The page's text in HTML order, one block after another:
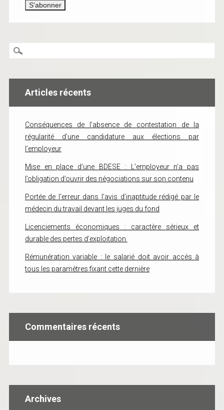
Articles récents
Conséquences de l’absence de contestation de la
régularité d’une candidature aux élections par
l’employeur
Mise en place d’une BDESE : L’employeur n’a pas
l’obligation d’ouvrir des négociations sur son contenu
Portée de l’erreur dans l’avis d’inaptitude rédigé par le
médecin du travail devant les juges du fond
Licenciements économiques : caractère sérieux et
durable des pertes d’exploitation
Rémunération variable : le salarié doit avoir accès à
tous les paramètres fixant cette dernière
Commentaires récents
Archives